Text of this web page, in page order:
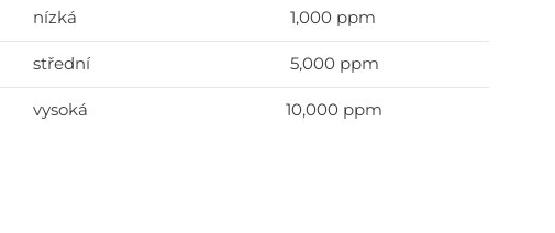
nízká 1,000 ppm
střední 5,000 ppm
vysoká 10,000 ppm